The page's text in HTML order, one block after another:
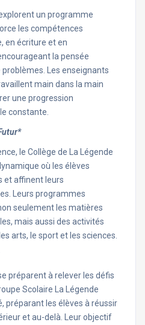
un programme
les compétences
en écriture et en
la pensée
Les enseignants
main dans la main
une progression
constante.
le Collège de La Légende
où les élèves
et affinent leurs
Leurs programmes
seulement les matières
mais aussi des activités
arts, le sport et les sciences.
préparent à relever les défis
Scolaire La Légende
préparant les élèves à réussir
et au-delà. Leur objectif